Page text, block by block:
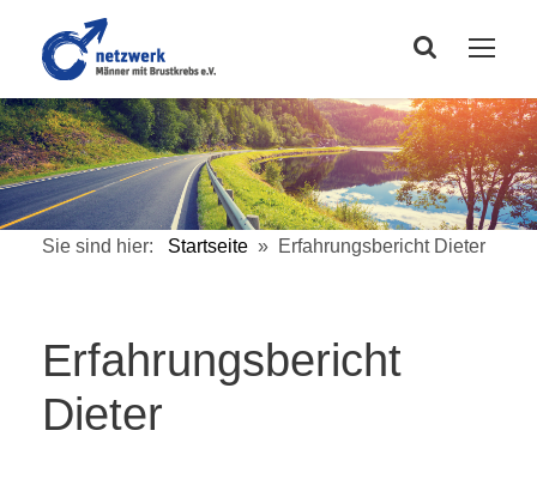
Sie sind hier: Startseite » Erfahrungsbericht Dieter
Erfahrungsbericht
Dieter